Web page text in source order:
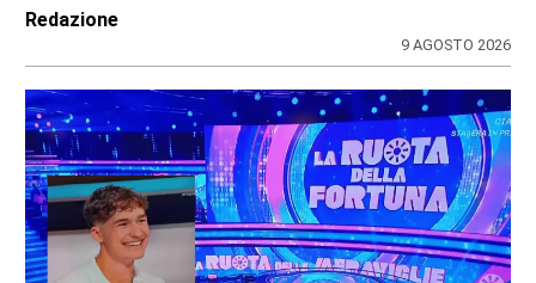
Redazione
9 AGOSTO 2026